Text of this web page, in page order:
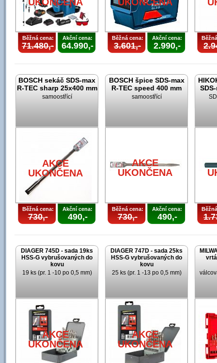
Běžná cena:
71.480,-
Akční cena:
64.990,-
Běžná cena:
3.601,-
Akční cena:
2.990,-
BOSCH sekáč SDS-max
R-TEC sharp 25x400 mm
samoostřící
AKCE
UKONČENA
Běžná cena:
730,-
Akční cena:
490,-
BOSCH špice SDS-max
R-TEC speed 400 mm
samoostřící
AKCE
UKONČENA
Běžná cena:
730,-
Akční cena:
490,-
DIAGER 745D - sada 19ks
HSS-G vybrušovaných do
kovu
19 ks (pr. 1 -10 po 0,5 mm)
AKCE
UKONČENA
DIAGER 747D - sada 25ks
HSS-G vybrušovaných do
kovu
25 ks (pr. 1 -13 po 0,5 mm)
AKCE
UKONČENA